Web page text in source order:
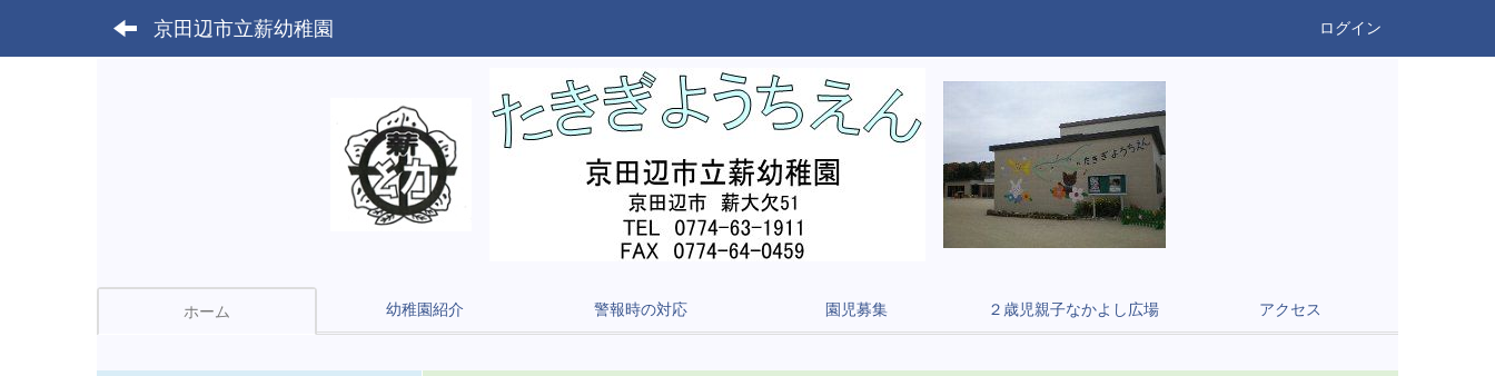
京田辺市立薪幼稚園 ログイン
ホーム 幼稚園紹介 警報時の対応 園児募集 ２歳児親子なかよし広場 アクセス